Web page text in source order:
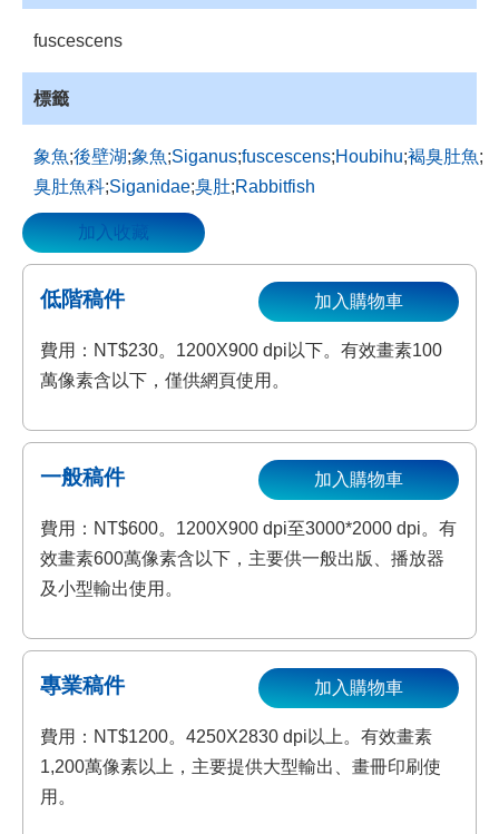
fuscescens
標籤
象魚;後壁湖;象魚;Siganus;fuscescens;Houbihu;褐臭肚魚;
臭肚魚科;Siganidae;臭肚;Rabbitfish
加入收藏
低階稿件
費用：NT$230。1200X900 dpi以下。有效畫素100
萬像素含以下，僅供網頁使用。
加入購物車
一般稿件
費用：NT$600。1200X900 dpi至3000*2000 dpi。有
效畫素600萬像素含以下，主要供一般出版、播放器
及小型輸出使用。
加入購物車
專業稿件
費用：NT$1200。4250X2830 dpi以上。有效畫素
1,200萬像素以上，主要提供大型輸出、畫冊印刷使
用。
加入購物車